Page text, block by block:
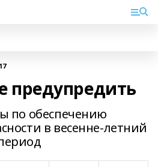
предупредить
по обеспечению
в весенне-летний